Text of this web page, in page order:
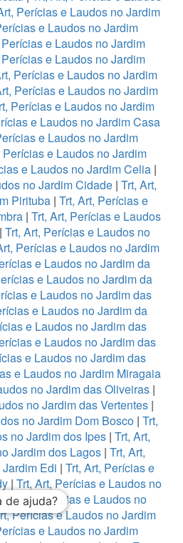
Perícias e Laudos no Jardim
e Laudos no Jardim
e Laudos no Jardim
e Laudos no Jardim
Perícias e Laudos no Jardim
Perícias e Laudos no Jardim
Perícias e Laudos no Jardim
e Laudos no Jardim Casa
e Laudos no Jardim
Perícias e Laudos no Jardim
e Laudos no Jardim Celia|
no Jardim Cidade | Trt, Art,
Pirituba | Trt, Art, Perícias e
| Trt, Art, Perícias e Laudos
Trt, Art, Perícias e Laudos no
Perícias e Laudos no Jardim
e Laudos no Jardim da
e Laudos no Jardim da
e Laudos no Jardim das
e Laudos no Jardim da
e Laudos no Jardim das
e Laudos no Jardim das
e Laudos no Jardim das
e Laudos no Jardim Miragaia
no Jardim das Oliveiras|
no Jardim das Vertentes|
no Jardim Dom Bosco| Trt,
no Jardim dos Ipes | Trt, Art,
Jardim dos Lagos | Trt, Art,
Edi | Trt, Art, Perícias e
| Trt, Art, Perícias e Laudos no
Trt, Art, Perícias e Laudos no
Perícias e Laudos no Jardim
e Laudos no Jardim
de ajuda?